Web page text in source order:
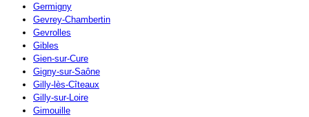
Germigny
Gevrey-Chambertin
Gevrolles
Gibles
Gien-sur-Cure
Gigny-sur-Saône
Gilly-lès-Cîteaux
Gilly-sur-Loire
Gimouille